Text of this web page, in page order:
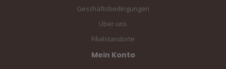
Geschäftsbedingungen
Über uns
Filialstandorte
Mein Konto